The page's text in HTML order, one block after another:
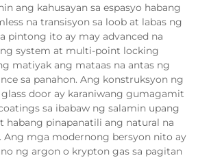
ang kahusayan sa espasyo habang
na transisyon sa loob at labas ng
pintong ito ay may advanced na
system at multi-point locking
matiyak ang mataas na antas ng
sa panahon. Ang konstruksyon ng
door ay karaniwang gumagamit
sa ibabaw ng salamin upang
habang pinapanatili ang natural na
Ang mga modernong bersyon nito ay
ng argon o krypton gas sa pagitan